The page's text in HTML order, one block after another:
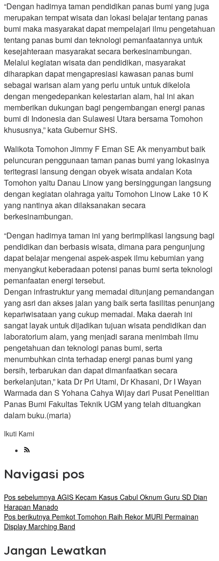
“Dengan hadirnya taman pendidikan panas bumi yang juga
merupakan tempat wisata dan lokasi belajar tentang panas
bumi maka masyarakat dapat mempelajari ilmu pengetahuan
tentang panas bumi dan teknologi pemanfaatannya untuk
kesejahteraan masyarakat secara berkesinambungan.
Melalui kegiatan wisata dan pendidikan, masyarakat
diharapkan dapat mengapresiasi kawasan panas bumi
sebagai warisan alam yang perlu untuk untuk dikelola
dengan mengedepankan kelestarian alam, hal ini akan
memberikan dukungan bagi pengembangan energi panas
bumi di Indonesia dan Sulawesi Utara bersama Tomohon
khususnya,” kata Gubernur SHS.
Walikota Tomohon Jimmy F Eman SE Ak menyambut baik
peluncuran penggunaan taman panas bumi yang lokasinya
teritegrasi lansung dengan obyek wisata andalan Kota
Tomohon yaitu Danau Linow yang bersinggungan langsung
dengan kegiatan olahraga yaitu Tomohon Linow Lake 10 K
yang nantinya akan dilaksanakan secara
berkesinambungan.
“Dengan hadirnya taman ini yang berimplikasi langsung bagi
pendidikan dan berbasis wisata, dimana para pengunjung
dapat belajar mengenai aspek-aspek ilmu kebumian yang
menyangkut keberadaan potensi panas bumi serta teknologi
pemanfaatan energi tersebut.
Dengan infrastruktur yang memadai ditunjang pemandangan
yang asri dan akses jalan yang baik serta fasilitas penunjang
kepariwisataan yang cukup memadai. Maka daerah ini
sangat layak untuk dijadikan tujuan wisata pendidikan dan
laboratorium alam, yang menjadi sarana menimbah ilmu
pengetahuan dan teknologi panas bumi, serta
menumbuhkan cinta terhadap energi panas bumi yang
bersih, terbarukan dan dapat dimanfaatkan secara
berkelanjutan,” kata Dr Pri Utami, Dr Khasani, Dr I Wayan
Warmada dan S Yohana Cahya Wijay dari Pusat Penelitian
Panas Bumi Fakultas Teknik UGM yang telah dituangkan
dalam buku.(maria)
Ikuti Kami
Navigasi pos
Pos sebelumnya AGIS Kecam Kasus Cabul Oknum Guru SD Dian
Harapan Manado
Pos berikutnya Pemkot Tomohon Raih Rekor MURI Permainan
Display Marching Band
Jangan Lewatkan